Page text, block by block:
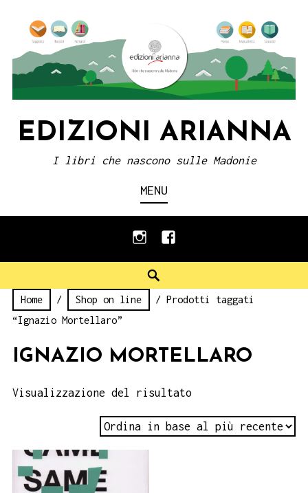
content
EDIZIONI ARIANNA
I libri che nascono sulle Madonie
MENU
instagramfacebook
Home / Shop on line
/ Prodotti taggati
“Ignazio Mortellaro”
IGNAZIO MORTELLARO
Visualizzazione del risultato